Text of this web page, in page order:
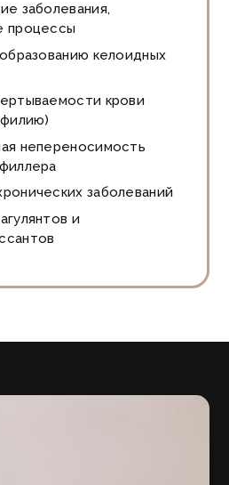
заболевания,
процессы
келоидных
крови
непереносимость
заболеваний
и